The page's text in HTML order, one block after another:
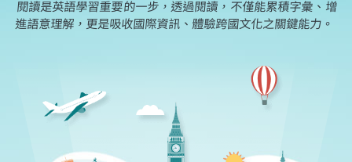
英文會話
英文檢定
TOEIC 多益課程
能力養成
全國分校
英文部落格
師資團隊
閱讀是英語學習重要的一步，透過閱讀，不僅能累積字彙、增
進語意理解，更是吸收國際資訊、體驗跨國文化之關鍵能力。